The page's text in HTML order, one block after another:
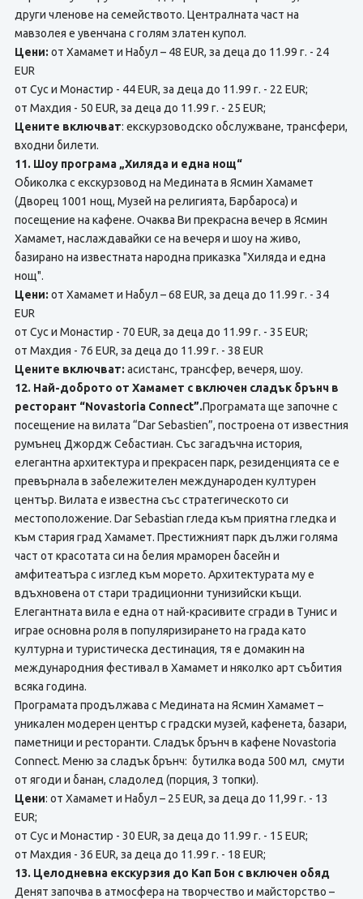
други членове на семейството. Централната част на
мавзолея е увенчана с голям златен купол.
Цени: от Хамамет и Набул – 48 EUR, за деца до 11.99 г. - 24
EUR
от Сус и Монастир - 44 EUR, за деца до 11.99 г. - 22 EUR;
от Махдия - 50 EUR, за деца до 11.99 г. - 25 EUR;
Цените включват: екскурзоводско обслужване, трансфери,
входни билети.
11. Шоу програма „Хиляда и една нощ“
Обиколка с екскурзовод на Медината в Ясмин Хамамет
(Дворец 1001 нощ, Музей на религията, Барбароса) и
посещение на кафене. Очаква Ви прекрасна вечер в Ясмин
Хамамет, наслаждавайки се на вечеря и шоу на живо,
базирано на известната народна приказка "Хиляда и една
нощ".
Цени: от Хамамет и Набул – 68 EUR, за деца до 11.99 г. - 34
EUR
от Сус и Монастир - 70 EUR, за деца до 11.99 г. - 35 EUR;
от Махдия - 76 EUR, за деца до 11.99 г. - 38 EUR
Цените включват: асистанс, трансфер, вечеря, шоу.
12. Най-доброто от Хамамет с включен сладък брънч в
ресторант “Novastoria Connect”.Програмата ще започне с
посещение на вилата “Dar Sebastien”, построенa от известния
румънец Джордж Себастиан. Със загадъчна история,
елегантна архитектура и прекрасен парк, резиденцията се е
превърнала в забележителен международен културен
център. Вилата е известна със стратегическото си
местоположение. Dar Sebastian гледа към приятна гледка и
към стария град Хамамет. Престижният парк дължи голяма
част от красотата си на белия мраморен басейн и
амфитеатъра с изглед към морето. Архитектурата му е
вдъхновена от стари традиционни тунизийски къщи.
Елегантната вила е една от най-красивите сгради в Тунис и
играе основна роля в популяризирането на града като
културна и туристическа дестинация, тя е домакин на
международния фестивал в Хамамет и няколко арт събития
всяка година.
Програмата продължава с Медината на Ясмин Хамамет –
уникален модерен център с градски музей, кафенета, базари,
паметници и ресторанти. Сладък брънч в кафене Novastoria
Connect. Меню за сладък брънч: бутилка вода 500 мл, смути
от ягоди и банан, сладолед (порция, 3 топки).
Цени: от Хамамет и Набул – 25 EUR, за деца до 11,99 г. - 13
EUR;
от Сус и Монастир - 30 EUR, за деца до 11.99 г. - 15 EUR;
от Махдия - 36 EUR, за деца до 11.99 г. - 18 EUR;
13. Целодневна екскурзия до Кап Бон с включен обяд
Денят започва в атмосфера на творчество и майсторство –